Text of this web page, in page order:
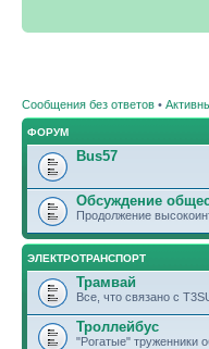
Сообщения без ответов •
ФОРУМ
Bus57
Обсуждение
Продолжение
ЭЛЕКТРОТРАНСПОРТ
Трамвай
Все, что связано с
Троллейбус
"Рогатые" труженники